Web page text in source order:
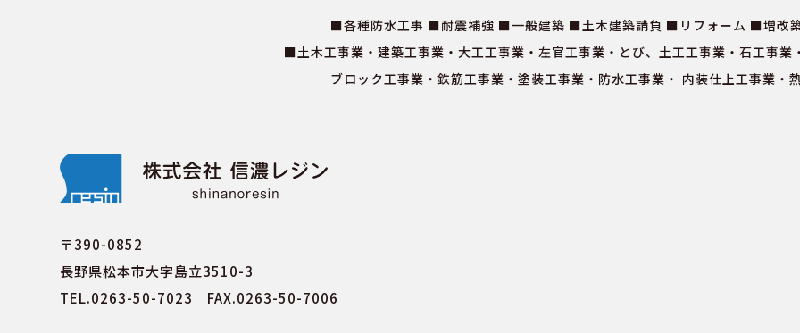
■各種防水工事 ■耐震補強 ■一般建築 ■土木建築請負 ■リフォーム ■増改
■土木工事業・建築工事業・大工工事業・左官工事業・とび、土工工事業・石工事業
ブロック工事業・鉄筋工事業・塗装工事業・防水工事業・ 内装仕上工事業・
〒390-0852
長野県松本市大字島立3510-3
TEL.0263-50-7023 FAX.0263-50-7006